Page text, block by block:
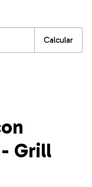
Calcular
Grill